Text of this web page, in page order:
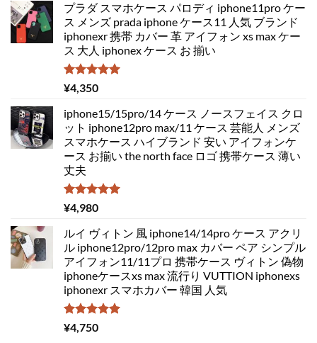
プラダ スマホケース パロディ iphone11pro ケー
ス メンズ prada iphone ケース11 人気 ブランド
iphonexr 携帯 カバー 革 アイフォン xs max ケー
ス 大人 iphonex ケース お 揃い
5段階中
5.00
¥4,350
iphone15/15pro/14 ケース ノースフェイス クロ
ット iphone12pro max/11 ケース 芸能人 メンズ
スマホケース ハイブランド 安い アイフォンケ
ース お揃い the north face ロゴ 携帯ケース 薄い
丈夫
5段階中
5.00
¥4,980
ルイ ヴィトン 風 iphone14/14pro ケース アクリ
ル iphone12pro/12pro max カバー ペア シンプル
アイフォン11/11プロ 携帯ケース ヴィトン 偽物
iphoneケースxs max 流行り VUTTION iphonexs
iphonexr スマホカバー 韓国 人気
5段階中
5.00
¥4,750